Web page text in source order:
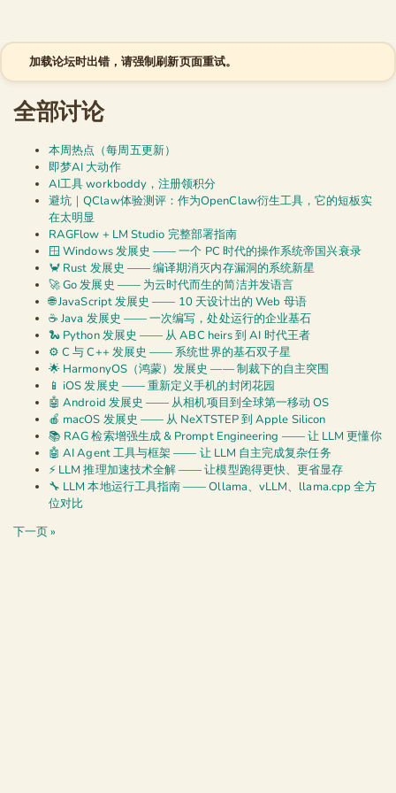
跳至内容
加载论坛时出错，请强制刷新页面重试。
全部讨论
本周热点（每周五更新）
即梦AI 大动作
AI工具 workboddy，注册领积分
避坑｜QClaw体验测评：作为OpenClaw衍生工具，它的短板实
在太明显
RAGFlow + LM Studio 完整部署指南
🪟 Windows 发展史 —— 一个 PC 时代的操作系统帝国兴衰录
🦀 Rust 发展史 —— 编译期消灭内存漏洞的系统新星
🚀 Go 发展史 —— 为云时代而生的简洁并发语言
🌐 JavaScript 发展史 —— 10 天设计出的 Web 母语
☕ Java 发展史 —— 一次编写，处处运行的企业基石
🐍 Python 发展史 —— 从 ABC heirs 到 AI 时代王者
⚙️ C 与 C++ 发展史 —— 系统世界的基石双子星
🌟 HarmonyOS（鸿蒙）发展史 —— 制裁下的自主突围
📱 iOS 发展史 —— 重新定义手机的封闭花园
🤖 Android 发展史 —— 从相机项目到全球第一移动 OS
🍎 macOS 发展史 —— 从 NeXTSTEP 到 Apple Silicon
📚 RAG 检索增强生成 & Prompt Engineering —— 让 LLM 更懂你
🤖 AI Agent 工具与框架 —— 让 LLM 自主完成复杂任务
⚡ LLM 推理加速技术全解 —— 让模型跑得更快、更省显存
🔧 LLM 本地运行工具指南 —— Ollama、vLLM、llama.cpp 全方
位对比
下一页 »